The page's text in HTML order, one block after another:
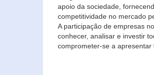
apoio da sociedade,
competitividade no mercado
A participação de empresas
conhecer, analisar e investir
comprometer-se a apresentar